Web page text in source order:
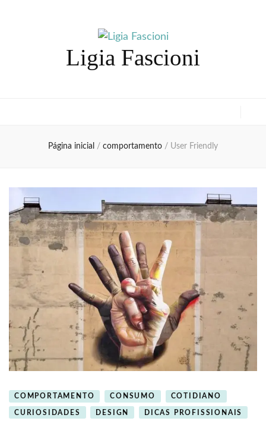
Ligia Fascioni
Página inicial / comportamento / User Friendly
COMPORTAMENTO CONSUMO COTIDIANO
CURIOSIDADES DESIGN DICAS PROFISSIONAIS